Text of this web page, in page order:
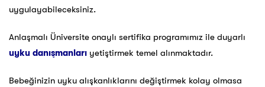
uygulayabileceksiniz.
Anlaşmalı Üniversite onaylı sertifika programımız ile duyarlı
uyku danışmanları yetiştirmek temel alınmaktadır.
Bebeğinizin uyku alışkanlıklarını değiştirmek kolay olmasa